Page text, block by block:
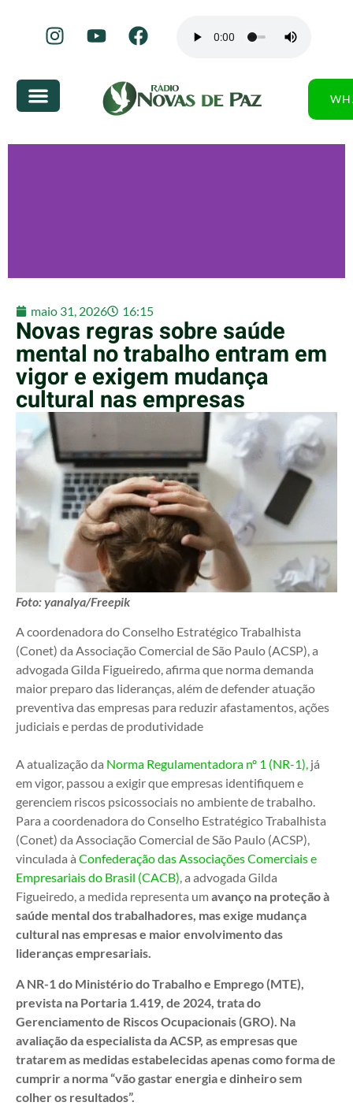
maio 31, 2026 16:15
Novas regras sobre saúde
mental no trabalho entram em
vigor e exigem mudança
cultural nas empresas
Foto: yanalya/Freepik
A coordenadora do Conselho Estratégico Trabalhista
(Conet) da Associação Comercial de São Paulo (ACSP), a
advogada Gilda Figueiredo, afirma que norma demanda
maior preparo das lideranças, além de defender atuação
preventiva das empresas para reduzir afastamentos, ações
judiciais e perdas de produtividade
A atualização da Norma Regulamentadora nº 1 (NR-1), já
em vigor, passou a exigir que empresas identifiquem e
gerenciem riscos psicossociais no ambiente de trabalho.
Para a coordenadora do Conselho Estratégico Trabalhista
(Conet) da Associação Comercial de São Paulo (ACSP),
vinculada à Confederação das Associações Comerciais e
Empresariais do Brasil (CACB), a advogada Gilda
Figueiredo, a medida representa umavanço na proteção à
saúde mental dos trabalhadores, mas exige mudança
cultural nas empresas e maior envolvimento das
lideranças empresariais.
A NR-1 do Ministério do Trabalho e Emprego (MTE),
prevista na Portaria 1.419, de 2024, trata do
Gerenciamento de Riscos Ocupacionais (GRO). Na
avaliação da especialista da ACSP, as empresas que
tratarem as medidas estabelecidas apenas como forma de
cumprir a norma “vão gastar energia e dinheiro sem
colher os resultados”.